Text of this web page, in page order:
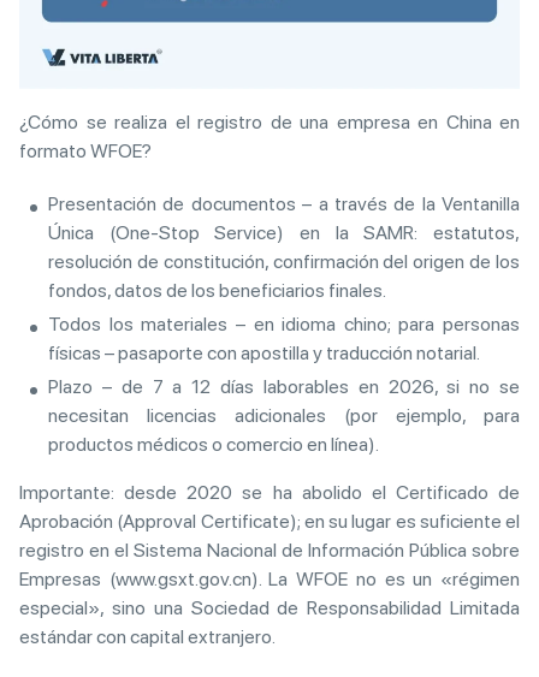
¿Cómo se realiza el registro de una empresa en China en
formato WFOE?
Presentación de documentos – a través de la Ventanilla
Única (One-Stop Service) en la SAMR: estatutos,
resolución de constitución, confirmación del origen de los
fondos, datos de los beneficiarios finales.
Todos los materiales – en idioma chino; para personas
físicas – pasaporte con apostilla y traducción notarial.
Plazo – de 7 a 12 días laborables en 2026, si no se
necesitan licencias adicionales (por ejemplo, para
productos médicos o comercio en línea).
Importante: desde 2020 se ha abolido el Certificado de
Aprobación (Approval Certificate); en su lugar es suficiente el
registro en el Sistema Nacional de Información Pública sobre
Empresas (www.gsxt.gov.cn). La WFOE no es un «régimen
especial», sino una Sociedad de Responsabilidad Limitada
estándar con capital extranjero.